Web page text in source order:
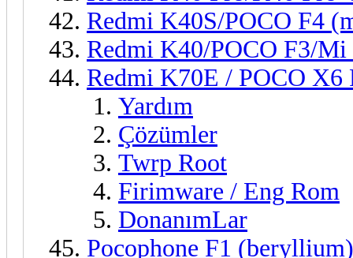
Redmi K40S/POCO F4
Redmi K40/POCO F3/
Redmi K70E / POCO X6
Yardım
Çözümler
Twrp Root
Firimware / Eng Rom
DonanımLar
Pocophone F1 (beryllium)